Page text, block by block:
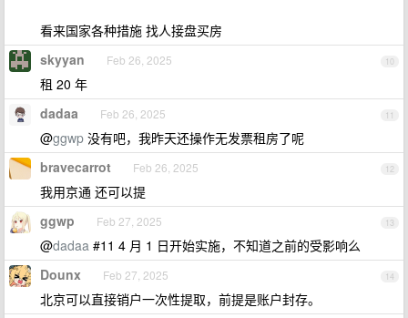
看来国家各种措施 找人接盘买房
10
skyyan Feb 26, 2025
租 20 年
11
dadaa Feb 26, 2025
@ggwp 没有吧，我昨天还操作无发票租房了呢
12
bravecarrot Feb 26, 2025
我用京通 还可以提
13
ggwp Feb 27, 2025
@dadaa #11 4 月 1 日开始实施，不知道之前的受影响么
14
Dounx Feb 27, 2025
北京可以直接销户一次性提取，前提是账户封存。